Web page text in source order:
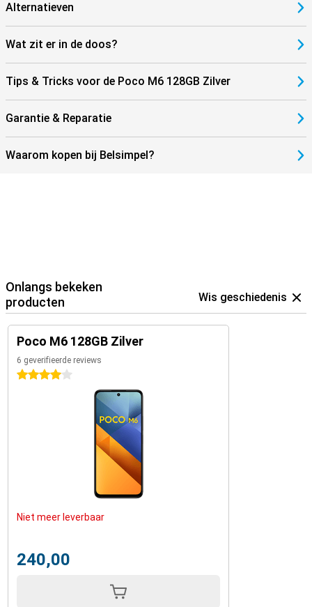
Alternatieven
Wat zit er in de doos?
Tips & Tricks voor de Poco M6 128GB Zilver
Garantie & Reparatie
Waarom kopen bij Belsimpel?
Onlangs bekeken
producten
Wis geschiedenis
Poco M6 128GB Zilver
6 geverifieerde reviews
4 sterren
Niet meer leverbaar
240,00